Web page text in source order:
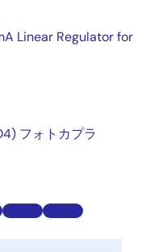
Linear Regulator for
フォトカプラ